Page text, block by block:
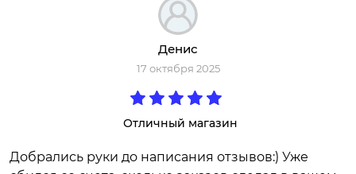
Денис
17 октября 2025
Отличный магазин
Добрались руки до написания отзывов:) Уже